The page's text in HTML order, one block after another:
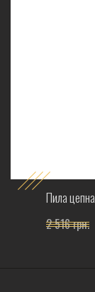
Пила
2 516 грн.